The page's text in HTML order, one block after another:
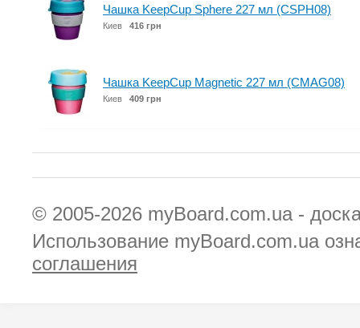
Чашка KeepCup Sphere 227 мл (CSPH08)
Киев 416 грн
Чашка KeepCup Magnetic 227 мл (CMAG08)
Киев 409 грн
© 2005-2026 myBoard.com.ua -
Использование myBoard.com.ua
соглашения